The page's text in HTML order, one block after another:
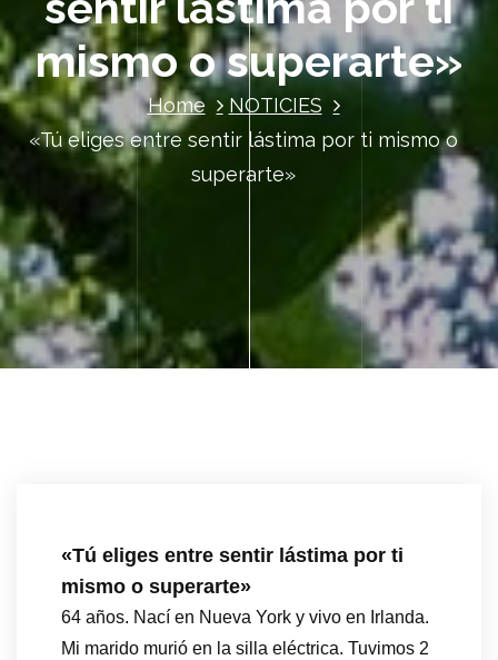
mismo o superarte»
Home
NOTICIES
«Tú eliges entre sentir lástima por ti mismo o
superarte»
«Tú eliges entre sentir lástima por ti
mismo o superarte»
64 años. Nací en Nueva York y vivo en Irlanda.
Mi marido murió en la silla eléctrica. Tuvimos 2